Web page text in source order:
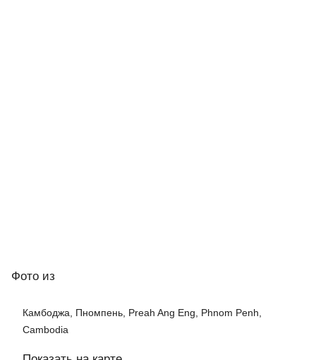
Фото из
Камбоджа, Пномпень, Preah Ang Eng, Phnom Penh,
Cambodia